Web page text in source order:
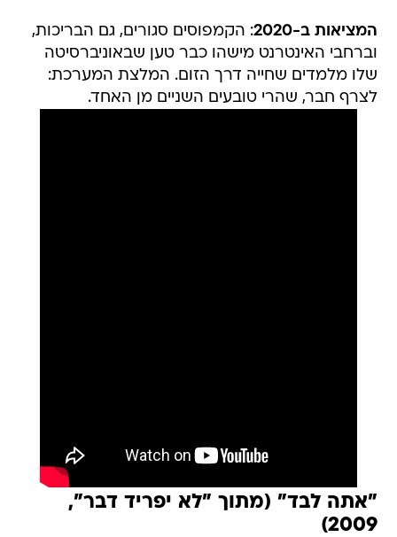
המציאות ב-2020
: הקמפוסים סגורים, גם הבריכות,
וברחבי האינטרנט מישהו כבר טען שבאוניברסיטה
שלו מלמדים שחייה דרך הזום. המלצת המערכת:
לצרף חבר, שהרי טובעים השניים מן האחד.
"אתה לבד" (מתוך "לא יפריד דבר",
2009)